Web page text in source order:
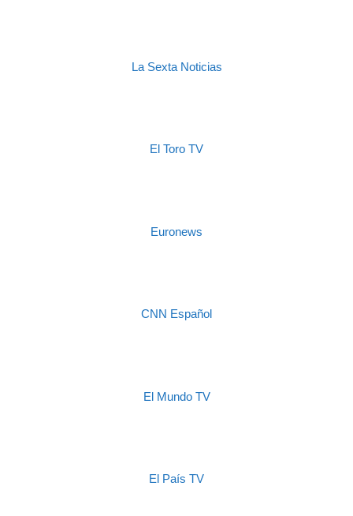
La Sexta Noticias
El Toro TV
Euronews
CNN Español
El Mundo TV
El País TV